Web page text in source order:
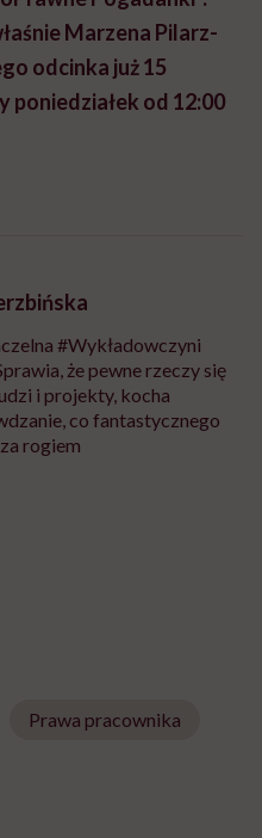
Marzena Pilarz-
odcinka już 15
poniedziałek od 12:00
#Wykładowczyni
że pewne rzeczy się
i projekty, kocha
co fantastycznego
rogiem
Prawa pracownika